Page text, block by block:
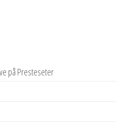
på Presteseter